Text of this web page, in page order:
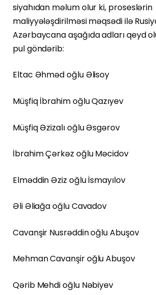
siyahıdan məlum olur ki, proseslərin
maliyyələşdirilməsi məqsədi ilə
Azərbaycana aşağıda adları qeyd
pul göndərib:
Eltac Əhməd oğlu Əlisoy
Müşfiq İbrahim oğlu Qazıyev
Müşfiq Əzizalı oğlu Əsgərov
İbrahim Çərkəz oğlu Məcidov
Elməddin Əziz oğlu İsmayılov
Əli Əliağa oğlu Cavadov
Cavanşir Nusrəddin oğlu Abuşov
Mehman Cavanşir oğlu Abuşov
Qərib Mehdi oğlu Nəbiyev